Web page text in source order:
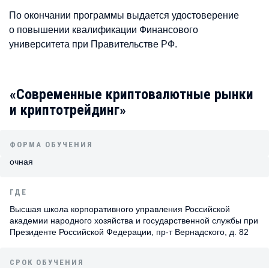
По окончании программы выдается удостоверение
о повышении квалификации Финансового
университета при Правительстве РФ.
«Современные криптовалютные рынки
и криптотрейдинг»
ФОРМА ОБУЧЕНИЯ
очная
ГДЕ
Высшая школа корпоративного управления Российской
академии народного хозяйства и государственной службы при
Президенте Российской Федерации, пр-т Вернадского, д. 82
СРОК ОБУЧЕНИЯ